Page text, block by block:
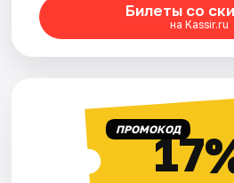
Билеты со
на Kassir.ru
ПРОМОКОД